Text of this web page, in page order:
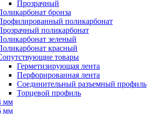
Прозрачный
бронза
поликарбонат
поликарбонат
зеленый
красный
товары
Герметизирующая лента
Перфорированная лента
Соединительный разъемный профиль
Торцевой профиль
мм
мм